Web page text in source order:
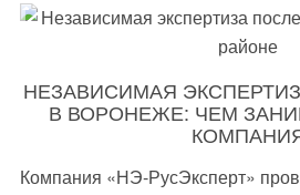
НЕЗАВИСИМАЯ
В ВОРОНЕЖЕ: ЧЕМ
Компания «НЭ‑РусЭксперт»